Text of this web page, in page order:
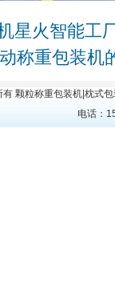
星火智能工
称重包装机
有 颗粒称重包装机 枕式
电话：